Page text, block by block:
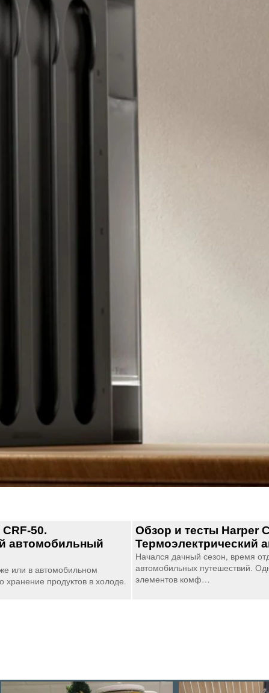
50.
автомобильный
или в автомобильном
хранение продуктов в холоде.
Обзор и тесты Harper
Термоэлектрический
Начался дачный сезон, время
автомобильных путешествий.
элементов комф…